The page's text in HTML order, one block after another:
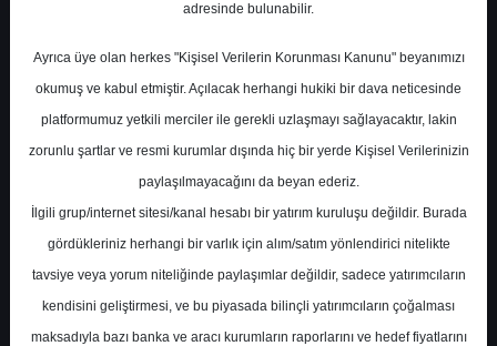
0 12
En Yüksek Tahmin
Ortalama Fiyat Tahmini 0,00 ₺
adresinde bulunabilir.
Ayrıca üye olan herkes "Kişisel Verilerin Korunması Kanunu" beyanımızı
okumuş ve kabul etmiştir. Açılacak herhangi hukiki bir dava neticesinde
platformumuz yetkili merciler ile gerekli uzlaşmayı sağlayacaktır, lakin
zorunlu şartlar ve resmi kurumlar dışında hiç bir yerde Kişisel Verilerinizin
paylaşılmayacağını da beyan ederiz.
İlgili grup/internet sitesi/kanal hesabı bir yatırım kuruluşu değildir. Burada
gördükleriniz herhangi bir varlık için alım/satım yönlendirici nitelikte
tavsiye veya yorum niteliğinde paylaşımlar değildir, sadece yatırımcıların
kendisini geliştirmesi, ve bu piyasada bilinçli yatırımcıların çoğalması
maksadıyla bazı banka ve aracı kurumların raporlarını ve hedef fiyatlarını